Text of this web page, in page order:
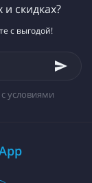
скидках?
с выгодой!
условиями